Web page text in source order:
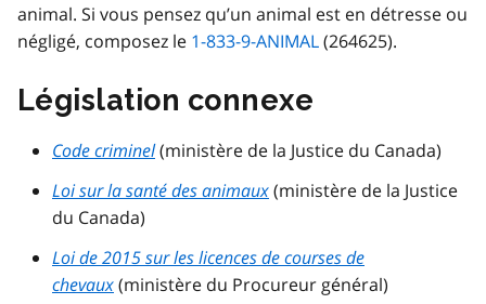
animal. Si vous pensez qu’un animal est en détresse ou
négligé, composez le 1-833-9-ANIMAL(264625).
Législation connexe
Code criminel(ministère de la Justice du Canada)
Loi sur la santé des animaux(ministère de la Justice
du Canada)
Loi de 2015 sur les licences de courses de
chevaux(ministère du Procureur général)